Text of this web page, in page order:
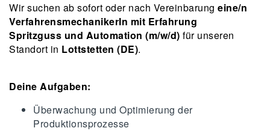
Wir suchen ab sofort oder nach Vereinbarung eine/n
VerfahrensmechanikerIn mit Erfahrung
Spritzguss und Automation (m/w/d) für unseren
Standort in Lottstetten (DE).
Deine Aufgaben:
Überwachung und Optimierung der
Produktionsprozesse